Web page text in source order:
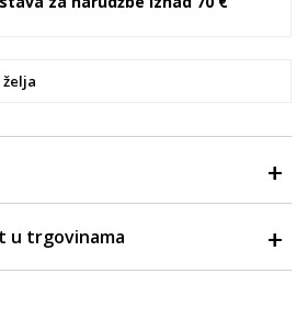
u trgovinama